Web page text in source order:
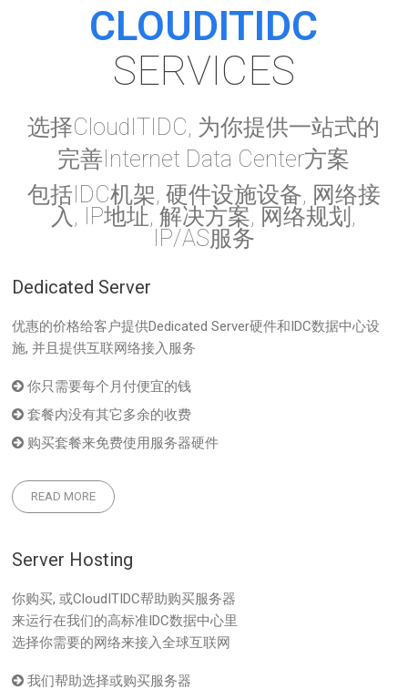
CLOUDITIDC
SERVICES
选择CloudITIDC, 为你提供一站式的
完善Internet Data Center方案
包括IDC机架, 硬件设施设备, 网络接
入, IP地址, 解决方案, 网络规划,
IP/AS服务
Dedicated Server
优惠的价格给客户提供Dedicated Server硬件和IDC数据中心设
施, 并且提供互联网络接入服务
你只需要每个月付便宜的钱
套餐内没有其它多余的收费
购买套餐来免费使用服务器硬件
READ MORE
Server Hosting
你购买, 或CloudITIDC帮助购买服务器
来运行在我们的高标准IDC数据中心里
选择你需要的网络来接入全球互联网
我们帮助选择或购买服务器